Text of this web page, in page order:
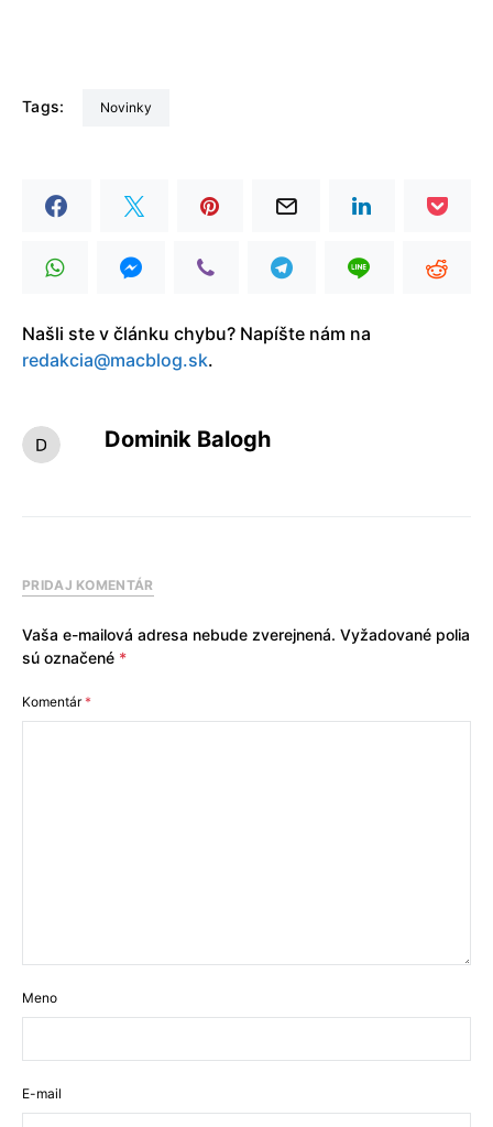
Tags: Novinky
Našli ste v článku chybu? Napíšte nám na
redakcia@macblog.sk.
Dominik Balogh
PRIDAJ KOMENTÁR
Vaša e-mailová adresa nebude zverejnená. Vyžadované polia
sú označené *
Komentár*
Meno
E-mail